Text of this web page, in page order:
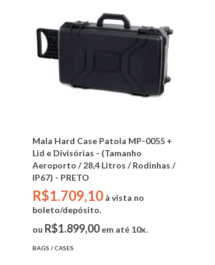
Mala Hard Case Patola MP-0055 +
Lid e Divisórias - (Tamanho
Aeroporto / 28,4 Litros / Rodinhas /
IP67) - PRETO
R$1.709,10 à vista no
boleto/depósito.
ou R$1.899,00em até 10x.
BAGS / CASES